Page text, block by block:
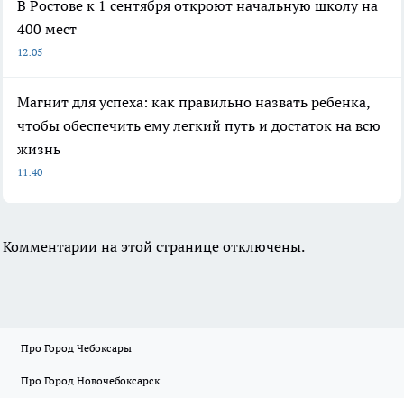
В Ростове к 1 сентября откроют начальную школу на
400 мест
12:05
Магнит для успеха: как правильно назвать ребенка,
чтобы обеспечить ему легкий путь и достаток на всю
жизнь
11:40
Комментарии на этой странице отключены.
Про Город Чебоксары
Про Город Новочебоксарск